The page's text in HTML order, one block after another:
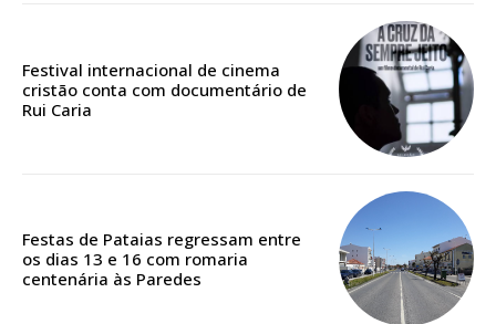
Festival internacional de cinema
cristão conta com documentário de
Rui Caria
Festas de Pataias regressam entre
os dias 13 e 16 com romaria
centenária às Paredes